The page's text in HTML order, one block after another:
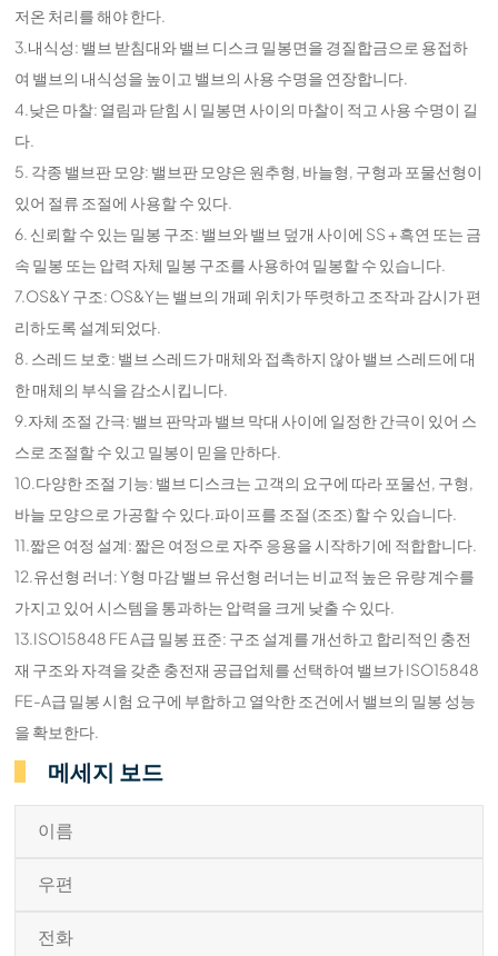
저온 처리를 해야 한다.
3.내식성: 밸브 받침대와 밸브 디스크 밀봉면을 경질합금으로 용접하
여 밸브의 내식성을 높이고 밸브의 사용 수명을 연장합니다.
4.낮은 마찰: 열림과 닫힘 시 밀봉면 사이의 마찰이 적고 사용 수명이 길
다.
5. 각종 밸브판 모양: 밸브판 모양은 원추형, 바늘형, 구형과 포물선형이
있어 절류 조절에 사용할 수 있다.
6. 신뢰할 수 있는 밀봉 구조: 밸브와 밸브 덮개 사이에 SS + 흑연 또는 금
속 밀봉 또는 압력 자체 밀봉 구조를 사용하여 밀봉할 수 있습니다.
7.OS&Y 구조: OS&Y는 밸브의 개폐 위치가 뚜렷하고 조작과 감시가 편
리하도록 설계되었다.
8. 스레드 보호: 밸브 스레드가 매체와 접촉하지 않아 밸브 스레드에 대
한 매체의 부식을 감소시킵니다.
9.자체 조절 간극: 밸브 판막과 밸브 막대 사이에 일정한 간극이 있어 스
스로 조절할 수 있고 밀봉이 믿을 만하다.
10.다양한 조절 기능: 밸브 디스크는 고객의 요구에 따라 포물선, 구형,
바늘 모양으로 가공할 수 있다.파이프를 조절 (조조) 할 수 있습니다.
11.짧은 여정 설계: 짧은 여정으로 자주 응용을 시작하기에 적합합니다.
12.유선형 러너: Y형 마감 밸브 유선형 러너는 비교적 높은 유량 계수를
가지고 있어 시스템을 통과하는 압력을 크게 낮출 수 있다.
13.ISO15848 FE A급 밀봉 표준: 구조 설계를 개선하고 합리적인 충전
재 구조와 자격을 갖춘 충전재 공급업체를 선택하여 밸브가 ISO15848
FE-A급 밀봉 시험 요구에 부합하고 열악한 조건에서 밸브의 밀봉 성능
을 확보한다.
메세지 보드